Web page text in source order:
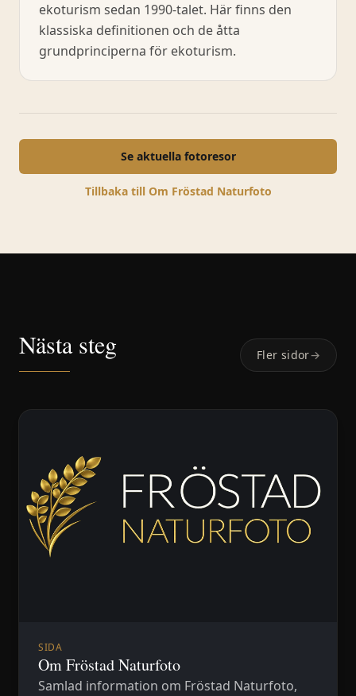
ekoturism sedan 1990-talet. Här finns den
klassiska definitionen och de åtta
grundprinciperna för ekoturism.
Se aktuella fotoresor
Tillbaka till Om Fröstad Naturfoto
Nästa steg Fler sidor→
SIDA
Om Fröstad Naturfoto
Samlad information om Fröstad Naturfoto,